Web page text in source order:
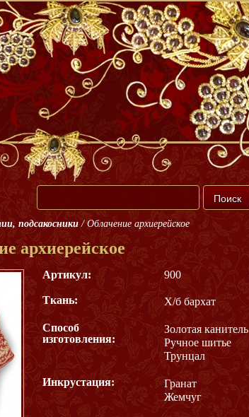
подсакосники / Облачение архиерейское
архиерейское
Артикул: 900
Ткань: Х/б бархат
Способ
изготовления:
Золотая канитель
Ручное шитье
Трунцал
Инкрустация:
Гранат
Жемчуг